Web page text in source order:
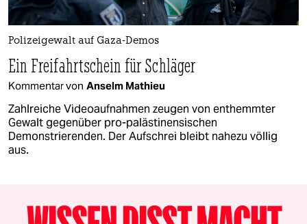
Polizeigewalt auf Gaza-Demos
Ein Freifahrtschein für Schläger
Kommentar von Anselm Mathieu
Zahlreiche Videoaufnahmen zeugen von enthemmter
Gewalt gegenüber pro-palästinensischen
Demonstrierenden. Der Aufschrei bleibt nahezu völlig
aus.